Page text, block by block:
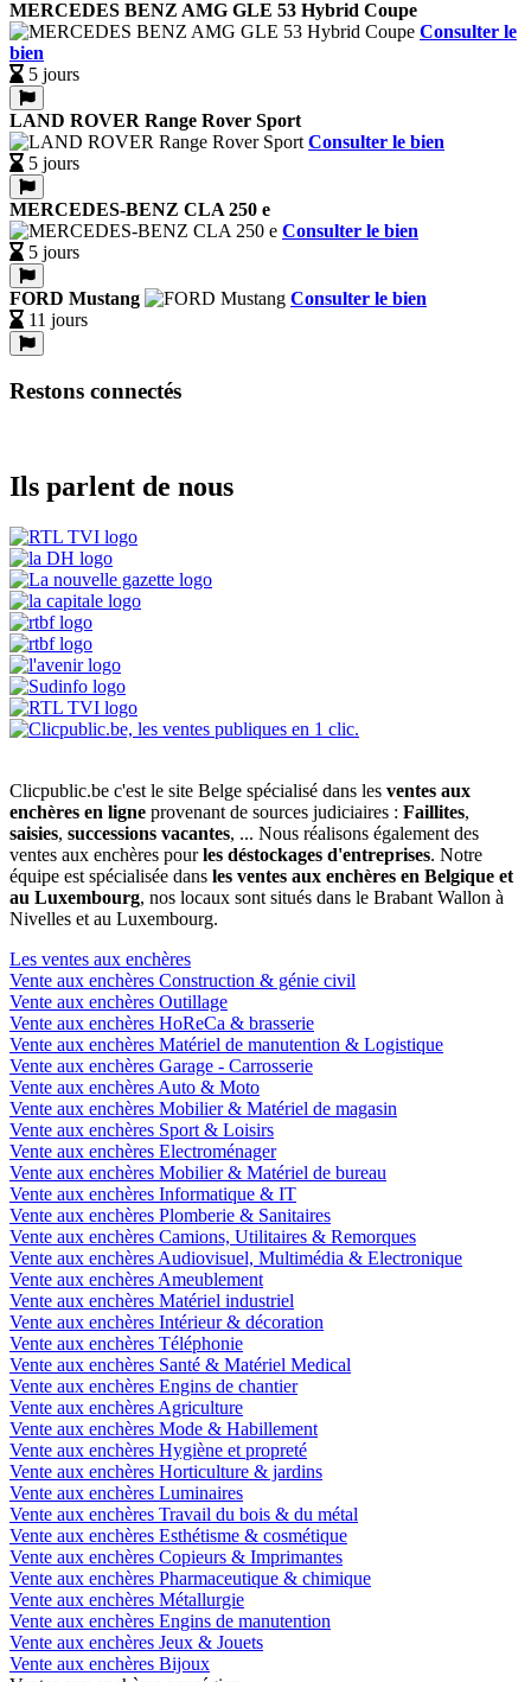
MERCEDES BENZ AMG GLE 53 Hybrid Coupe
Consulter le
bien
5 jours
LAND ROVER Range Rover Sport
Consulter le bien
5 jours
MERCEDES-BENZ CLA 250 e
Consulter le bien
5 jours
FORD Mustang
Consulter le bien
11 jours
Restons connectés
Ils parlent de nous
Clicpublic.be c'est le site Belge spécialisé dans les ventes aux
enchères en ligne provenant de sources judiciaires : Faillites,
saisies, successions vacantes, ... Nous réalisons également des
ventes aux enchères pourles déstockages d'entreprises. Notre
équipe est spécialisée dans les ventes aux enchères en Belgique et
au Luxembourg, nos locaux sont situés dans le Brabant Wallon à
Nivelles et au Luxembourg.
Les ventes aux enchères
Vente aux enchères Construction & génie civil
Vente aux enchères Outillage
Vente aux enchères HoReCa & brasserie
Vente aux enchères Matériel de manutention & Logistique
Vente aux enchères Garage - Carrosserie
Vente aux enchères Auto & Moto
Vente aux enchères Mobilier & Matériel de magasin
Vente aux enchères Sport & Loisirs
Vente aux enchères Electroménager
Vente aux enchères Mobilier & Matériel de bureau
Vente aux enchères Informatique & IT
Vente aux enchères Plomberie & Sanitaires
Vente aux enchères Camions, Utilitaires & Remorques
Vente aux enchères Audiovisuel, Multimédia & Electronique
Vente aux enchères Ameublement
Vente aux enchères Matériel industriel
Vente aux enchères Intérieur & décoration
Vente aux enchères Téléphonie
Vente aux enchères Santé & Matériel Medical
Vente aux enchères Engins de chantier
Vente aux enchères Agriculture
Vente aux enchères Mode & Habillement
Vente aux enchères Hygiène et propreté
Vente aux enchères Horticulture & jardins
Vente aux enchères Luminaires
Vente aux enchères Travail du bois & du métal
Vente aux enchères Esthétisme & cosmétique
Vente aux enchères Copieurs & Imprimantes
Vente aux enchères Pharmaceutique & chimique
Vente aux enchères Métallurgie
Vente aux enchères Engins de manutention
Vente aux enchères Jeux & Jouets
Vente aux enchères Bijoux